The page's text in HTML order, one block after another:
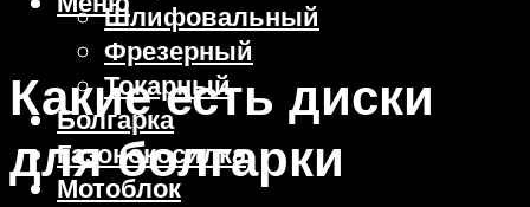
Шлифовальный
Фрезерный
Токарный
Болгарка
Газонокосилка
Мотоблок
Какие есть диски
для болгарки